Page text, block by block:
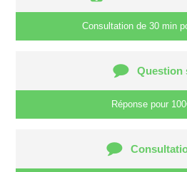
Consultation de 30 min
Question
Réponse pour